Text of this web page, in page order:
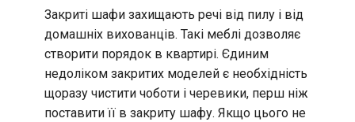
Закриті шафи захищають речі від пилу і від
домашніх вихованців. Такі меблі дозволяє
створити порядок в квартирі. Єдиним
недоліком закритих моделей є необхідність
щоразу чистити чоботи і черевики, перш ніж
поставити її в закриту шафу. Якщо цього не